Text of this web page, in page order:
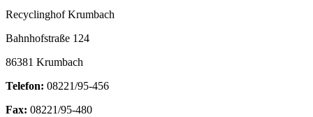
Recyclinghof Krumbach
Bahnhofstraße 124
86381 Krumbach
Telefon: 08221/95-456
Fax: 08221/95-480